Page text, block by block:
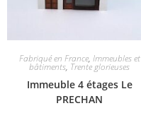
Fabriqué en France, Immeubles et
bâtiments, Trente glorieuses
Immeuble 4 étages Le
PRECHAN